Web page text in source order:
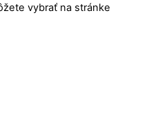
vybrať na stránke